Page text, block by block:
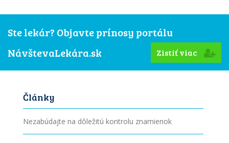
Ste lekár? Objavte prínosy portálu
NávštevaLekára.sk
Zistiť viac
Články
Nezabúdajte na dôležitú kontrolu znamienok